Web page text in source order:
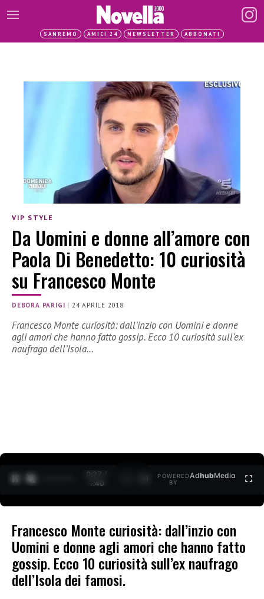
SANREMO AMICI 24 NEWSLETTER ABBONATI
VIP STYLE
Da Uomini e donne all’amore con
Paola Di Benedetto: 10 curiosità
su Francesco Monte
DEBORA PARIGI | 24 APRILE 2018
Francesco Monte curiosità: dall’inzio con Uomini e donne
agli amori che hanno fatto gossip. Ecco 10 curiosità sull’ex
naufrago dell’Isola…
0:27 /
1:40
POWERED
BY
AdhubMedia
Francesco Monte curiosità: dall’inzio con
Uomini e donne agli amori che hanno fatto
gossip. Ecco 10 curiosità sull’ex naufrago
dell’Isola dei famosi.